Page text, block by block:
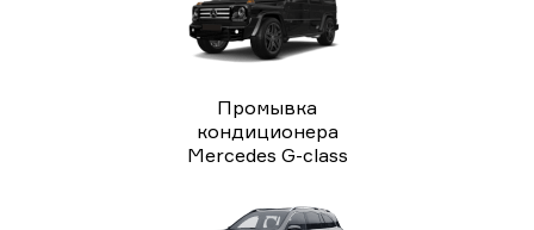
Промывка
кондиционера
Mercedes G-class